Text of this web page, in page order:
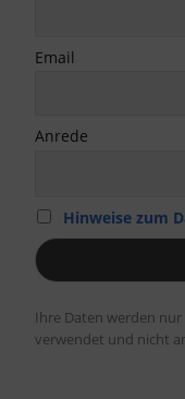
Email
Anrede
Hinweise zum
Ihre Daten werden
verwendet und nicht